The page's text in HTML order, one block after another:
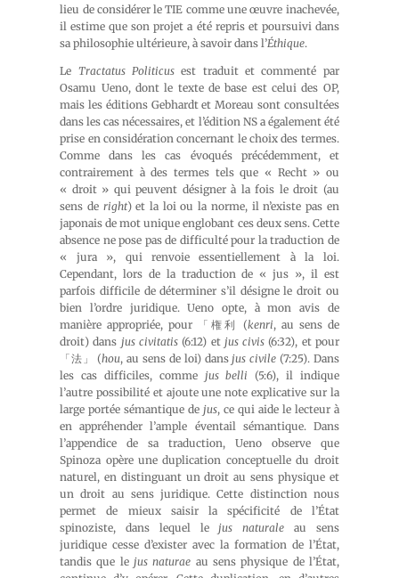
lieu de considérer le TIE comme une œuvre inachevée,
il estime que son projet a été repris et poursuivi dans
sa philosophie ultérieure, à savoir dans l’Éthique.
Le Tractatus Politicusest traduit et commenté par
Osamu Ueno, dont le texte de base est celui des OP,
mais les éditions Gebhardt et Moreau sont consultées
dans les cas nécessaires, et l’édition NS a également été
prise en considération concernant le choix des termes.
Comme dans les cas évoqués précédemment, et
contrairement à des termes tels que « Recht » ou
« droit » qui peuvent désigner à la fois le droit (au
sens deright) et la loi ou la norme, il n’existe pas en
japonais de mot unique englobant ces deux sens. Cette
absence ne pose pas de difficulté pour la traduction de
« jura », qui renvoie essentiellement à la loi.
Cependant, lors de la traduction de « jus », il est
parfois difficile de déterminer s’il désigne le droit ou
bien l’ordre juridique. Ueno opte, à mon avis de
manière appropriée, pour 「権利 (kenri, au sens de
droit) dans jus civitatis(6:12) et jus civis (6:32), et pour
「法」 (hou, au sens de loi) dans jus civile (7:25). Dans
les cas difficiles, comme jus belli(5:6), il indique
l’autre possibilité et ajoute une note explicative sur la
large portée sémantique de jus, ce qui aide le lecteur à
en appréhender l’ample éventail sémantique. Dans
l’appendice de sa traduction, Ueno observe que
Spinoza opère une duplication conceptuelle du droit
naturel, en distinguant un droit au sens physique et
un droit au sens juridique. Cette distinction nous
permet de mieux saisir la spécificité de l’État
spinoziste, dans lequel le jus naturale au sens
juridique cesse d’exister avec la formation de l’État,
tandis que le jus naturae au sens physique de l’État,